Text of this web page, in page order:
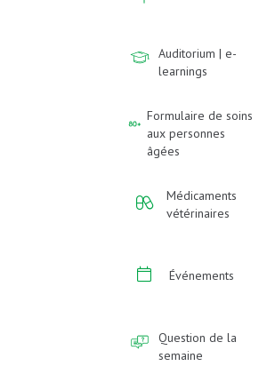
Auditorium | e-
learnings
Formulaire de soins
aux personnes
âgées
Médicaments
vétérinaires
Événements
Question de la
semaine